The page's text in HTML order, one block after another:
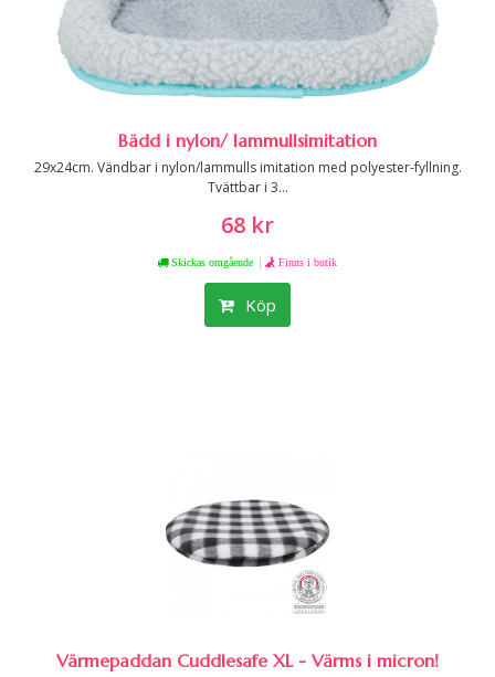
Bädd i nylon/ lammullsimitation
29x24cm. Vändbar i nylon/lammulls imitation med polyester-fyllning.
Tvättbar i 3...
68 kr
Skickas omgående | Finns i butik
Köp
Värmepaddan Cuddlesafe XL - Värms i micron!